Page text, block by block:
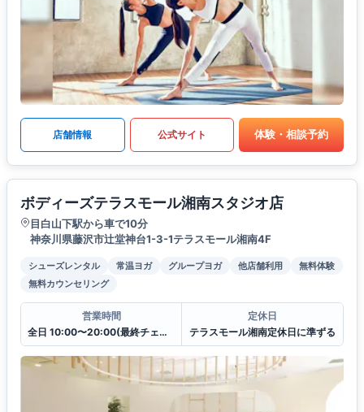
店舗情報 公式サイト 体験・相談予約
ボディーズテラスモール湘南スタジオ店
目白山下駅から車で10分
神奈川県藤沢市辻堂神台1-3-1テラスモール湘南4F
シューズレンタル 常温ヨガ グループヨガ 他店舗利用
無料体験
無料カウンセリング
営業時間
全日 10:00〜20:00(最終チェックイン19:30)
定休日
テラスモール湘南定休日に準ずる